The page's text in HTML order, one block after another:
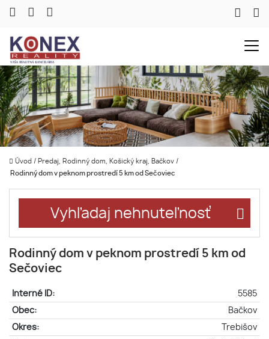
Úvod / Predaj, Rodinný dom, Košický kraj, Bačkov /
Rodinný dom v peknom prostredí 5 km od Sečoviec
Vyhľadaj nehnuteľnosť
Rodinný dom v peknom prostredí 5 km od
Sečoviec
Interné ID:
5585
Obec:
Bačkov
Okres:
Trebišov